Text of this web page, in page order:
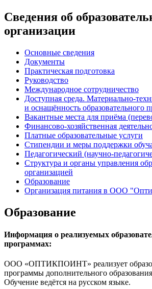
Сведения об
организации
Основные сведения
Документы
Практическая подготовка
Руководство
Международное сотрудничество
Доступная среда. Материально-
и оснащённость образовательного
Вакантные места для приёма
Финансово-хозяйственная
Платные образовательные услуги
Стипендии и меры поддержки
Педагогический (научно-
Структура и органы управления
организацией
Образование
Организация питания в ООО
Образование
Информация о реализуемых
программах:
ООО «ОПТИКПОИНТ» реализует
программы дополнительного
Обучение ведётся на русском языке.